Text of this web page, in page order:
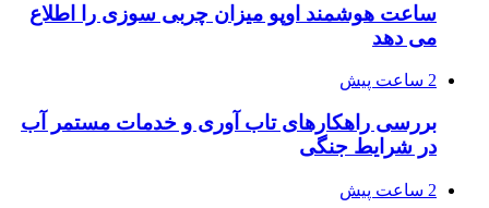
ساعت هوشمند اوپو میزان چربی سوزی را اطلاع
می دهد
2 ساعت پیش
بررسی راهکارهای تاب آوری و خدمات مستمر آب
در شرایط جنگی
2 ساعت پیش